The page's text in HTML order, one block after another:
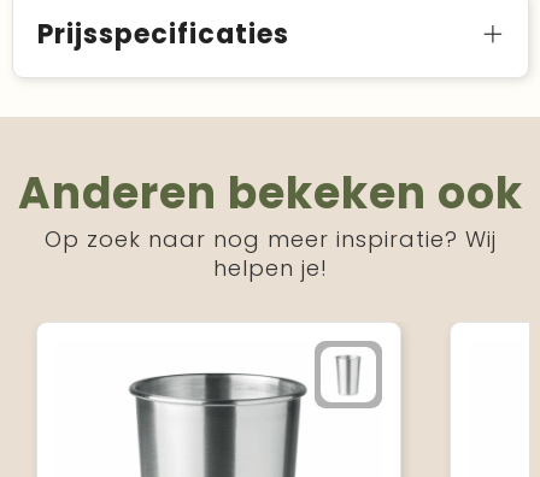
Prijsspecificaties
Anderen bekeken ook
Op zoek naar nog meer inspiratie? Wij
helpen je!